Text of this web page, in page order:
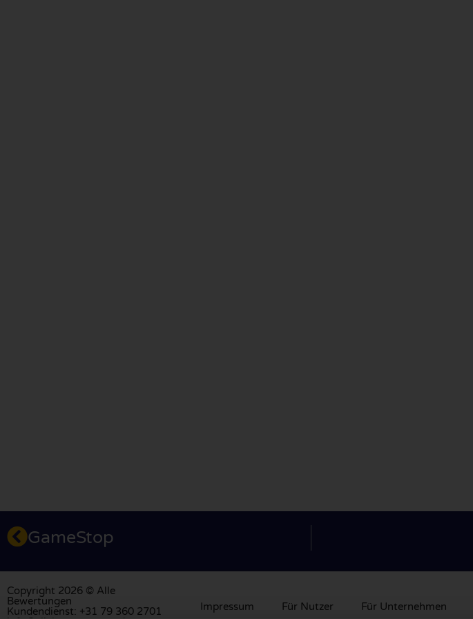
GameStop
Copyright 2026 © Alle
Bewertungen
Kundendienst: +31 79 360 2701
Impressum Für Nutzer Für Unternehmen